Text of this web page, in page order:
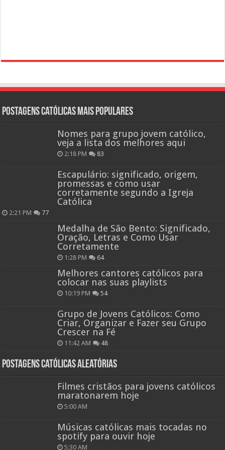
Postagens católicas mais Populares
Nomes para grupo jovem católico,
veja a lista dos melhores aqui
2:18 PM 83
Escapulário: significado, origem,
promessas e como usar
corretamente segundo a Igreja
Católica
2:21 PM 77
Medalha de São Bento: Significado,
Oração, Letras e Como Usar
Corretamente
1:28 PM 64
Melhores cantores católicos para
colocar nas suas playlists
10:19 PM 54
Grupo de Jovens Católicos: Como
Criar, Organizar e Fazer seu Grupo
Crescer na Fé
11:42 AM 48
Postagens católicas aleatórias
Filmes cristãos para jovens católicos
maratonarem hoje
5:00 AM
Músicas católicas mais tocadas no
spotify para ouvir hoje
5:30 AM